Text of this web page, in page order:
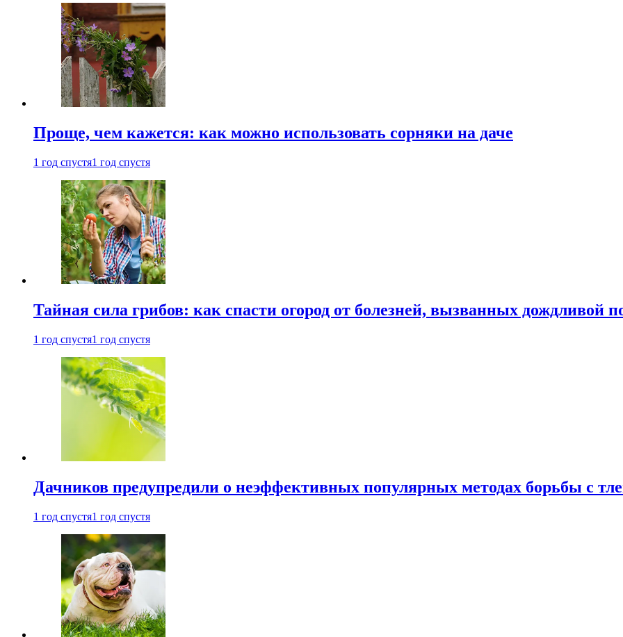
Проще, чем кажется: как можно использовать сорняки на даче
1 год спустя1 год спустя
Тайная сила грибов: как спасти огород от болезней, вызванных дождливой
1 год спустя1 год спустя
Дачников предупредили о неэффективных популярных методах борьбы с
1 год спустя1 год спустя